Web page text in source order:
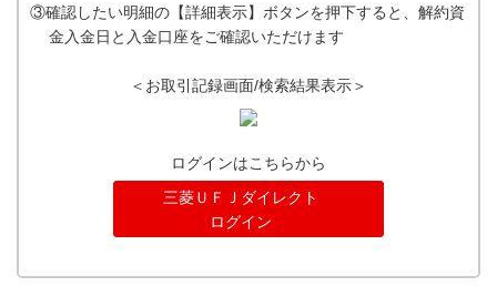
③確認したい明細の【詳細表示】ボタンを押下すると、解約資
金入金日と入金口座をご確認いただけます
＜お取引記録画面/検索結果表示＞
ログインはこちらから
三菱ＵＦＪダイレクト
ログイン